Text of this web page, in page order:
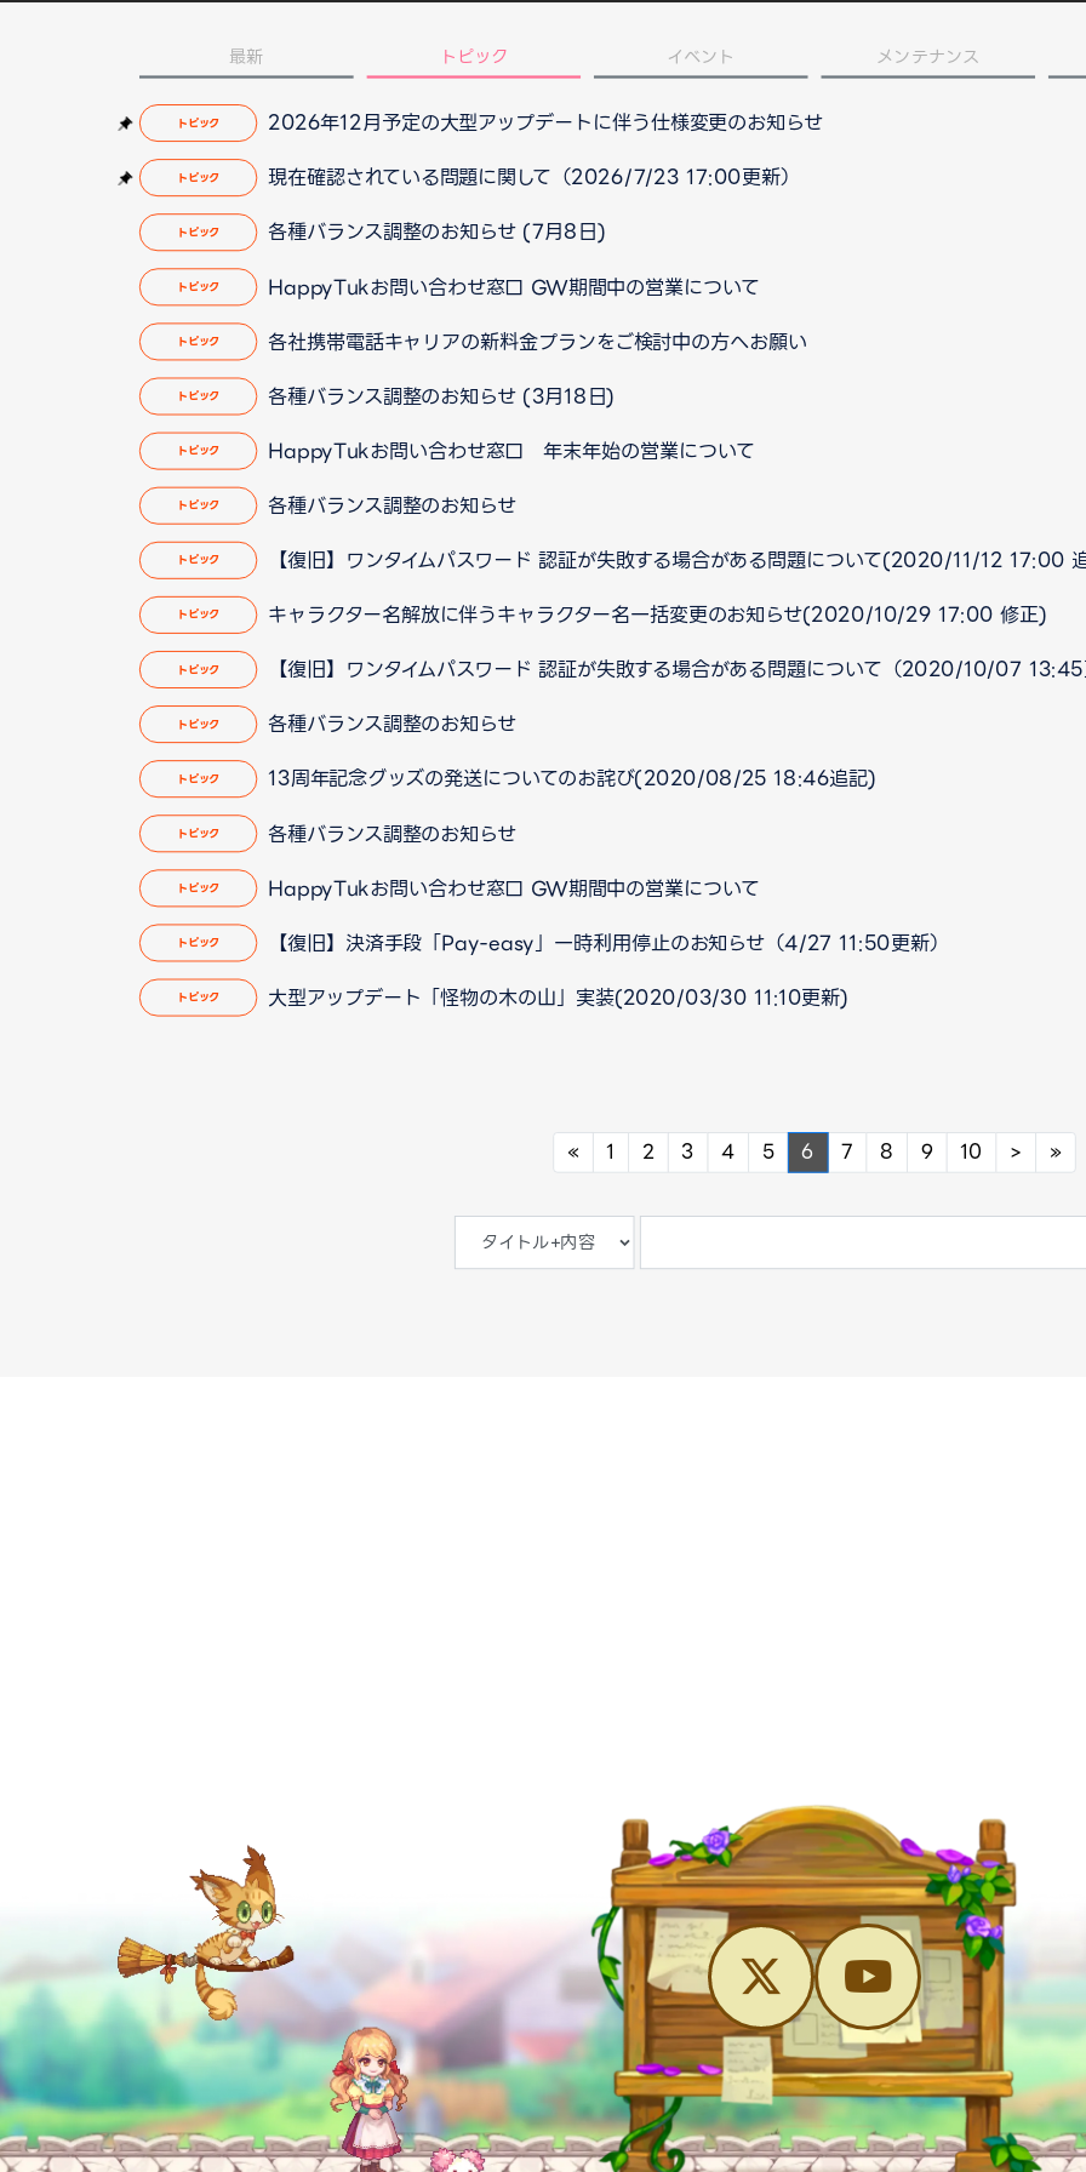
最新 トピック イベント メンテナンス
トピック 2026年12月予定の大型アップデートに伴う仕様変更のお知らせ
トピック 現在確認されている問題に関して（2026/7/23 17:00更新）
トピック 各種バランス調整のお知らせ (7月8日)
トピック HappyTukお問い合わせ窓口 GW期間中の営業について
トピック 各社携帯電話キャリアの新料金プランをご検討中の方へお願い
トピック 各種バランス調整のお知らせ (3月18日)
トピック HappyTukお問い合わせ窓口 年末年始の営業について
トピック 各種バランス調整のお知らせ
トピック 【復旧】ワンタイムパスワード 認証が失敗する場合がある問題について(2020/11/12 17:00
トピック キャラクター名解放に伴うキャラクター名一括変更のお知らせ(2020/10/29 17:00 修正)
トピック 【復旧】ワンタイムパスワード 認証が失敗する場合がある問題について（2020/10/07
トピック 各種バランス調整のお知らせ
トピック 13周年記念グッズの発送についてのお詫び(2020/08/25 18:46追記)
トピック 各種バランス調整のお知らせ
トピック HappyTukお問い合わせ窓口 GW期間中の営業について
トピック 【復旧】決済手段「Pay-easy」一時利用停止のお知らせ（4/27 11:50更新）
トピック 大型アップデート「怪物の木の山」実装(2020/03/30 11:10更新)
« Previous
1 2 3 4 5 6 7 8 9 10 > Next
»